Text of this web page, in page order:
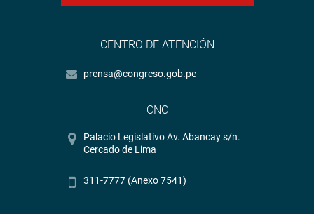
CENTRO DE ATENCIÓN
prensa@congreso.gob.pe
CNC
Palacio Legislativo Av. Abancay s/n.
Cercado de Lima
311-7777 (Anexo 7541)